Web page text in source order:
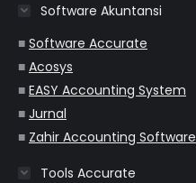
new
window
new
window
new
window
new
window
new
window
Software Akuntansi
■ Software Accurate
■ Acosys
■ EASY Accounting System
■ Jurnal
■ Zahir Accounting Software
Tools Accurate